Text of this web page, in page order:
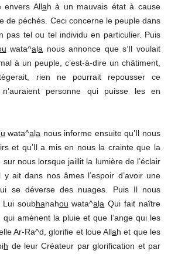
envers Allah à un mauvais état à cause
de péchés. Ceci concerne le peuple dans
pas tel ou tel individu en particulier. Puis
wata^ala nous annonce que s’Il voulait
à un peuple, c’est-à-dire un châtiment,
rien ne pourrait repousser ce
personne qui puisse les en
wata^ala nous informe ensuite qu’Il nous
et qu’Il a mis en nous la crainte que la
sur nous lorsque jaillit la lumière de l’éclair
y ait dans nos âmes l’espoir d’avoir une
se déverse des nuages. Puis Il nous
Lui soubhanahou wata^ala Qui fait naître
qui amènent la pluie et que l’ange qui les
Ar-Ra^d, glorifie et loue Allah et que les
h de leur Créateur par glorification et par